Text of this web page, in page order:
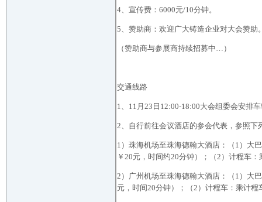
4、宣传费：6000元/10分钟。
5、赞助商：欢迎广大铸造企业对大会赞助
（赞助商与参展商持续招募中…）
交通线路
1、11月23日12:00-18:00大会组委会安排
2、自行前往会议酒店的参会代表，参照下
1）珠海机场至珠海德翰大酒店：（1）大
￥20元，时间约20分钟）；（2）计程车
2）广州机场至珠海德翰大酒店：（1）大
元，时间20分钟）；（2）计程车：乘计